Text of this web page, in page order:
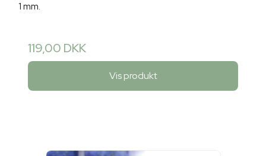
1 mm.
119,00 DKK
Vis produkt